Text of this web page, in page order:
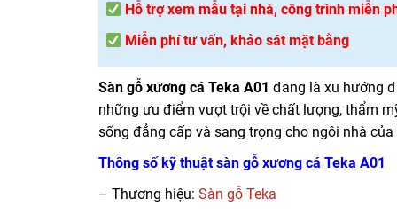
Hỗ trợ xem mẫu tại nhà, công trình miễn
Miễn phí tư vấn, khảo sát mặt bằng
Sàn gỗ xương cá Teka A01 đang là xu hướng
những ưu điểm vượt trội về chất lượng, thẩm
sống đẳng cấp và sang trọng cho ngôi nhà của
Thông số kỹ thuật sàn gỗ xương cá Teka A01
– Thương hiệu: Sàn gỗ Teka